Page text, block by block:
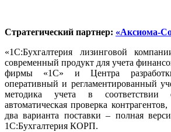
Стратегический партнер: «Аксиома-
«1С:Бухгалтерия лизинговой
современный продукт для учета
фирмы «1С» и Центра
оперативный и регламентированный
методика учета в
автоматическая проверка
два варианта поставки – полная
1С:Бухгалтерия КОРП.